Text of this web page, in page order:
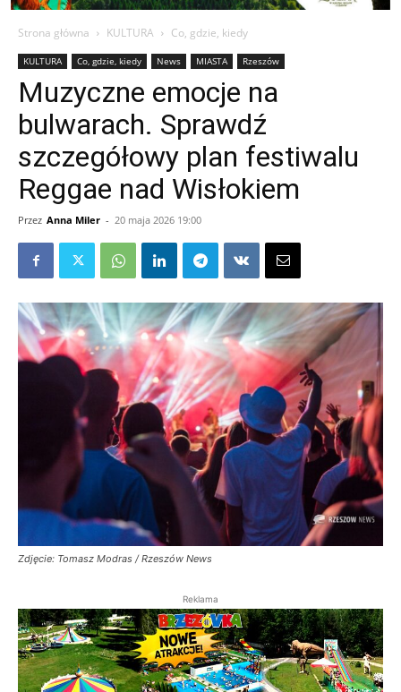
Strona główna KULTURA Co, gdzie, kiedy
KULTURA Co, gdzie, kiedy News MIASTA Rzeszów
Muzyczne emocje na
bulwarach. Sprawdź
szczegółowy plan festiwalu
Reggae nad Wisłokiem
Przez Anna Miler - 20 maja 2026 19:00
Zdjęcie: Tomasz Modras / Rzeszów News
Reklama